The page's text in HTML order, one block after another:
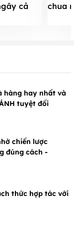
cả
chua
hàng hay nhất và
tuyệt đối
chiến lược
đúng cách -
thức hợp tác với